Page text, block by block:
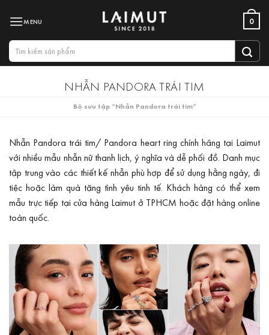
qua
nội
dung
0
Tìm
kiếm:
NHẪN PANDORA TRÁI TIM
Bộ sưu tập “Nhẫn Pandora trái tim”
Nhẫn Pandora trái tim/ Pandora heart ring chính hãng tại Laimut
với nhiều mẫu nhẫn nữ thanh lịch, ý nghĩa và dễ phối đồ. Danh mục
tập trung vào các thiết kế nhẫn phù hợp để sử dụng hằng ngày, đi
tiệc hoặc làm quà tặng tình yêu tinh tế. Khách hàng có thể xem
mẫu trực tiếp tại cửa hàng Laimut ở TPHCM hoặc đặt hàng online
toàn quốc.